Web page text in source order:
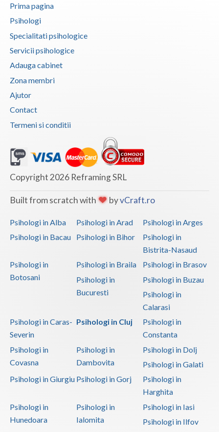
Vaslui
Vrancea
Prima pagina
Psihologi
Specialitati psihologice
Servicii psihologice
Adauga cabinet
Zona membri
Ajutor
Contact
Termeni si conditii
Copyright 2026 Reframing SRL
Built from scratch with byvCraft.ro
Psihologi in Alba Psihologi in Arad
Psihologi in Arges
Psihologi in Bacau
Psihologi in Bihor
Psihologi in
Bistrita-Nasaud
Psihologi in
Botosani
Psihologi in Braila
Psihologi in Brasov
Psihologi in
Bucuresti
Psihologi in Buzau
Psihologi in
Calarasi
Psihologi in Caras-
Severin
Psihologi in Cluj
Psihologi in
Constanta
Psihologi in
Covasna
Psihologi in
Dambovita
Psihologi in Dolj
Psihologi in Galati
Psihologi in Giurgiu Psihologi in Gorj
Psihologi in
Harghita
Psihologi in
Hunedoara
Psihologi in
Ialomita
Psihologi in Iasi
Psihologi in Ilfov